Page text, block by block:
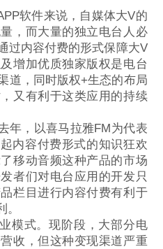
软件来说，自媒体大V的
，而大量的独立电台人必
过内容付费的形式保障大V
增加优质独家版权是电台
道，同时版权+生态的布局
又有利于这类应用的持续
年，以喜马拉雅FM为代表
内容付费形式的知识狂欢
移动音频这种产品的市场
者们对电台应用的开发只
栏目进行内容付费有利于
模式。现阶段，大部分电
收，但这种变现渠道严重